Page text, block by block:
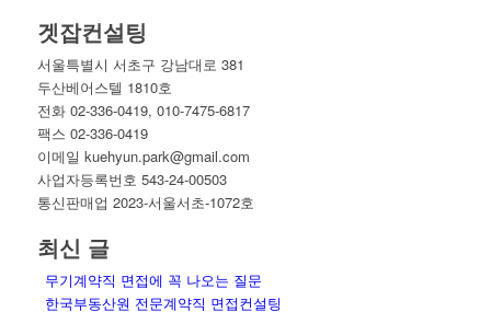
겟잡컨설팅
서울특별시 서초구 강남대로 381
두산베어스텔 1810호
전화 02-336-0419, 010-7475-6817
팩스 02-336-0419
이메일 kuehyun.park@gmail.com
사업자등록번호 543-24-00503
통신판매업 2023-서울서초-1072호
최신 글
무기계약직 면접에 꼭 나오는 질문
한국부동산원 전문계약직 면접컨설팅